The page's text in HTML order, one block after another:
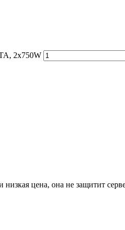
2x750W
цена, она не защитит